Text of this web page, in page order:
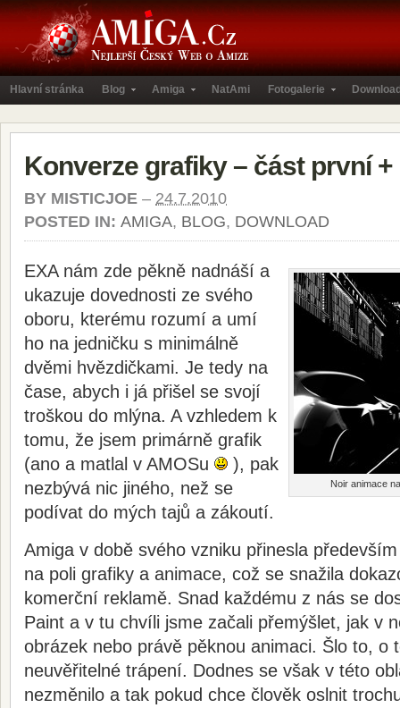
Hlavní stránka Blog Amiga NatAmi Fotogalerie
Konverze grafiky – část první +
BY MISTICJOE – 24.7.2010
POSTED IN: AMIGA, BLOG, DOWNLOAD
Noir animace
EXA nám zde pěkně nadnáší a
ukazuje dovednosti ze svého
oboru, kterému rozumí a umí
ho na jedničku s minimálně
dvěmi hvězdičkami. Je tedy na
čase, abych i já přišel se svojí
troškou do mlýna. A vzhledem k
tomu, že jsem primárně grafik
(ano a matlal v AMOSu
), pak
nezbývá nic jiného, než se
podívat do mých tajů a zákoutí.
Amiga v době svého vzniku přinesla
na poli grafiky a animace, což se snažila
komerční reklamě. Snad každému z nás se
Paint a v tu chvíli jsme začali přemýšlet, jak v
obrázek nebo právě pěknou animaci. Šlo to, o
neuvěřitelné trápení. Dodnes se však v této
nezměnilo a tak pokud chce člověk oslnit